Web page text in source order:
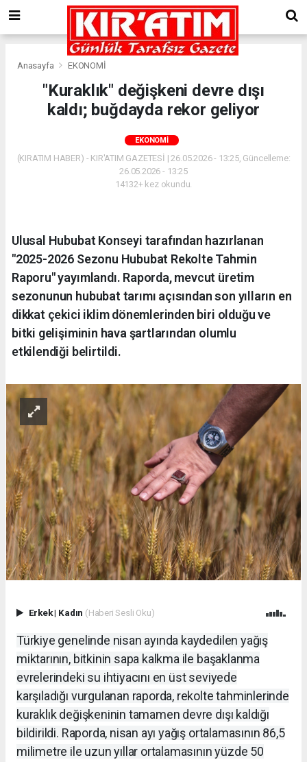
Anasayfa EKONOMİ
"Kuraklık" değişkeni devre dışı
kaldı; buğdayda rekor geliyor
EKONOMİ
(KIRATIM HABER) - KIR'ATIM GAZETESİ | 26.05.2026 - 13:25, Güncelleme:
26.05.2026 - 13:25
14132+ kez okundu.
Ulusal Hububat Konseyi tarafından hazırlanan
"2025-2026 Sezonu Hububat Rekolte Tahmin
Raporu" yayımlandı. Raporda, mevcut üretim
sezonunun hububat tarımı açısından son yılların en
dikkat çekici iklim dönemlerinden biri olduğu ve
bitki gelişiminin hava şartlarından olumlu
etkilendiği belirtildi.
Erkek| Kadın (Haberi Sesli Oku)
Türkiye genelinde nisan ayında kaydedilen yağış
miktarının, bitkinin sapa kalkma ile başaklanma
evrelerindeki su ihtiyacını en üst seviyede
karşıladığı vurgulanan raporda, rekolte tahminlerinde
kuraklık değişkeninin tamamen devre dışı kaldığı
bildirildi. Raporda, nisan ayı yağış ortalamasının 86,5
milimetre ile uzun yıllar ortalamasının yüzde 50